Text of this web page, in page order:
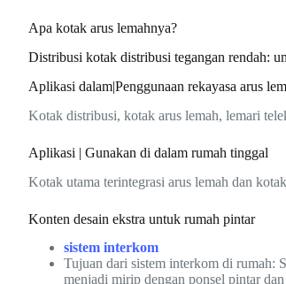
Apa kotak arus lemahnya?
Distribusi kotak distribusi tegangan rendah:
Aplikasi dalam|Penggunaan rekayasa arus
Kotak distribusi, kotak arus lemah, lemari
Aplikasi | Gunakan di dalam rumah tinggal
Kotak utama terintegrasi arus lemah dan
Konten desain ekstra untuk rumah pintar
sistem interkom
Tujuan dari sistem interkom di rumah:
menjadi mirip dengan ponsel pintar